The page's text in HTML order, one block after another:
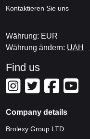
Kontaktieren Sie uns
Währung: EUR
Währung ändern: UAH
Find us
Company details
Brolexy Group LTD